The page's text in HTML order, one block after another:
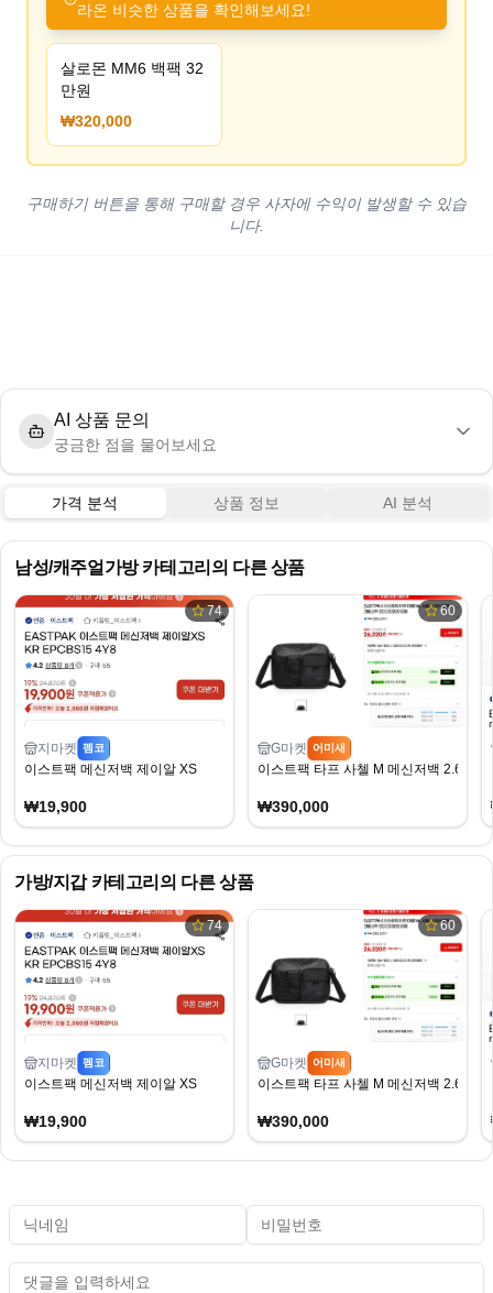
라온 비슷한 상품을 확인해보세요!
살로몬 MM6 백팩 32
만원
₩320,000
구매하기 버튼을 통해 구매할 경우 사자에 수익이 발생할 수 있습
니다.
AI 상품 문의
궁금한 점을 물어보세요
가격 분석 상품 정보 AI 분석
남성/캐주얼가방카테고리의 다른 상품
74
지마켓 펨코
이스트팩 메신저백 제이알 XS
₩19,900
60
G마켓 어미새
이스트팩 타프 사첼 M 메신저백 2.6 (무
₩390,000
가방/지갑카테고리의 다른 상품
74
지마켓 펨코
이스트팩 메신저백 제이알 XS
₩19,900
60
G마켓 어미새
이스트팩 타프 사첼 M 메신저백 2.6 (무
₩390,000